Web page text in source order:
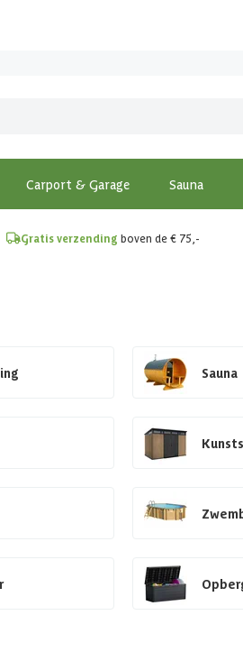
Carport & Garage Sauna
Gratis verzending boven de € 75,-
Sauna